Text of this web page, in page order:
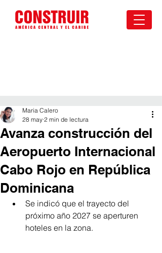
Avanza construcción del
Aeropuerto Internacional
Cabo Rojo en República
Dominicana
Maria Calero
28 may 2 min de lectura
Se indicó que el trayecto del
próximo año 2027 se aperturen
hoteles en la zona.